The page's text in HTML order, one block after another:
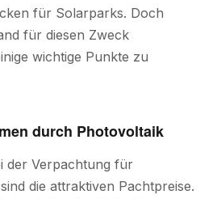
für Solarparks. Doch
für diesen Zweck
wichtige Punkte zu
durch Photovoltaik
der Verpachtung für
die attraktiven Pachtpreise.